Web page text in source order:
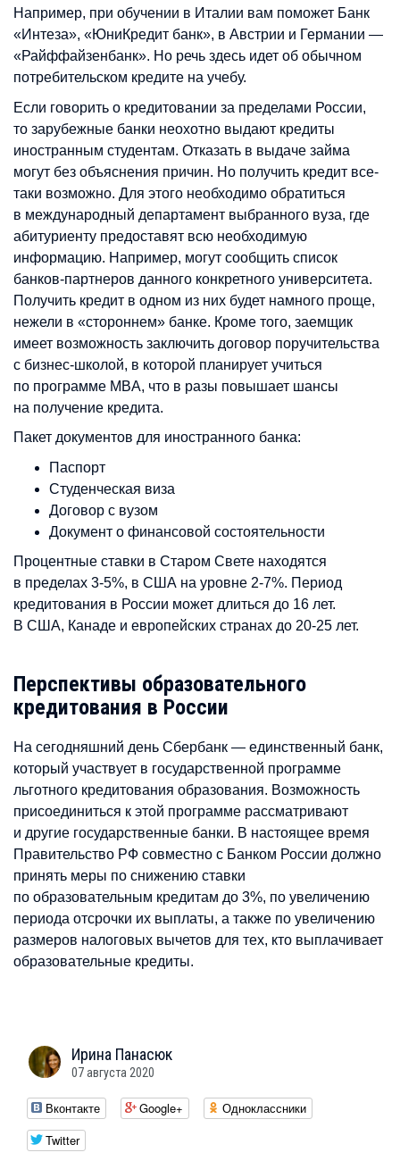
Например, при обучении в Италии вам поможет Банк
«Интеза», «ЮниКредит банк», в Австрии и Германии —
«Райффайзенбанк». Но речь здесь идет об обычном
потребительском кредите на учебу.
Если говорить о кредитовании за пределами России,
то зарубежные банки неохотно выдают кредиты
иностранным студентам. Отказать в выдаче займа
могут без объяснения причин. Но получить кредит все-
таки возможно. Для этого необходимо обратиться
в международный департамент выбранного вуза, где
абитуриенту предоставят всю необходимую
информацию. Например, могут сообщить список
банков-партнеров данного конкретного университета.
Получить кредит в одном из них будет намного проще,
нежели в «стороннем» банке. Кроме того, заемщик
имеет возможность заключить договор поручительства
с бизнес-школой, в которой планирует учиться
по программе MBA, что в разы повышает шансы
на получение кредита.
Пакет документов для иностранного банка:
Паспорт
Студенческая виза
Договор с вузом
Документ о финансовой состоятельности
Процентные ставки в Старом Свете находятся
в пределах 3-5%, в США на уровне 2-7%. Период
кредитования в России может длиться до 16 лет.
В США, Канаде и европейских странах до 20-25 лет.
Перспективы образовательного
кредитования в России
На сегодняшний день Сбербанк — единственный банк,
который участвует в государственной программе
льготного кредитования образования. Возможность
присоединиться к этой программе рассматривают
и другие государственные банки. В настоящее время
Правительство РФ совместно с Банком России должно
принять меры по снижению ставки
по образовательным кредитам до 3%, по увеличению
периода отсрочки их выплаты, а также по увеличению
размеров налоговых вычетов для тех, кто выплачивает
образовательные кредиты.
Ирина Панасюк
07 августа 2020
Вконтакте Google+
Одноклассники
Twitter